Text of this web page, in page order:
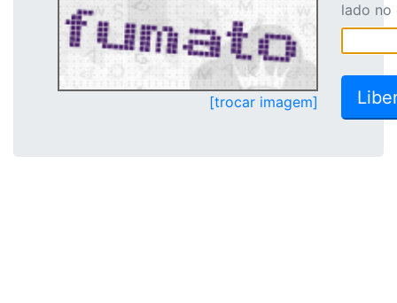
[trocar imagem]
lado no